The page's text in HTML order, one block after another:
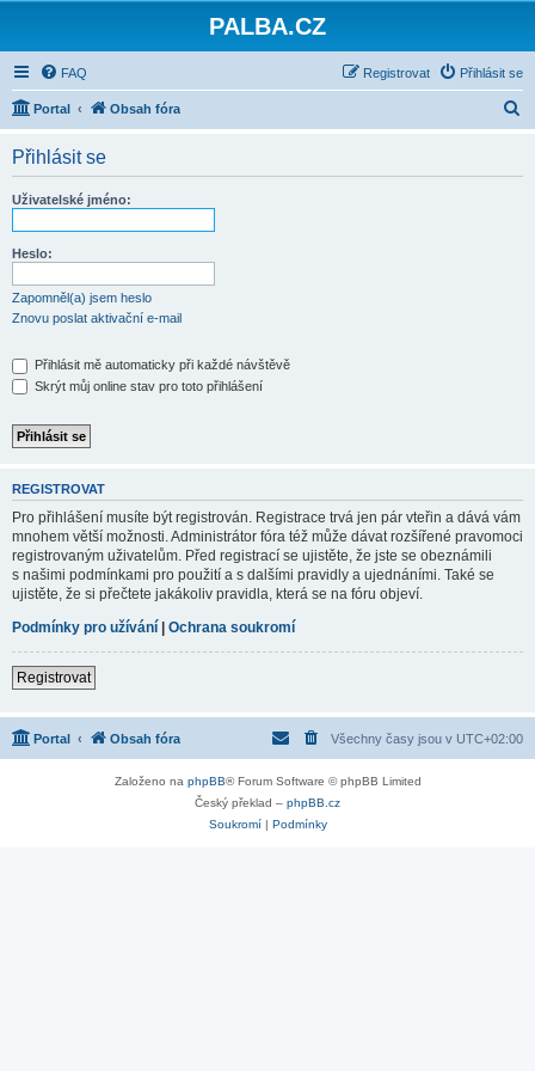
PALBA.CZ
FAQ Přihlásit se
Registrovat
Portal Obsah fóra
Přihlásit se
Uživatelské jméno:
Heslo:
Zapomněl(a) jsem heslo
Znovu poslat aktivační e-mail
Přihlásit mě automaticky při každé návštěvě
Skrýt můj online stav pro toto přihlášení
REGISTROVAT
Pro přihlášení musíte být registrován. Registrace trvá jen pár vteřin a dává vám
mnohem větší možnosti. Administrátor fóra též může dávat rozšířené pravomoci
registrovaným uživatelům. Před registrací se ujistěte, že jste se obeznámili
s našimi podmínkami pro použití a s dalšími pravidly a ujednáními. Také se
ujistěte, že si přečtete jakákoliv pravidla, která se na fóru objeví.
Podmínky pro užívání | Ochrana soukromí
Registrovat
Portal Obsah fóra Všechny časy jsou v UTC+02:00
Založeno na phpBB® Forum Software © phpBB Limited
Český překlad – phpBB.cz
Soukromí| Podmínky